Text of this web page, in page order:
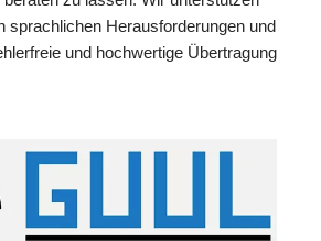
sprachlichen Herausforderungen und
und hochwertige Übertragung